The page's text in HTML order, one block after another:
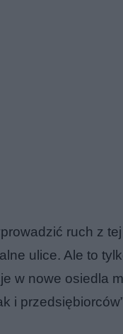
ruch z
ulice. Ale to
w nowe osiedla
i